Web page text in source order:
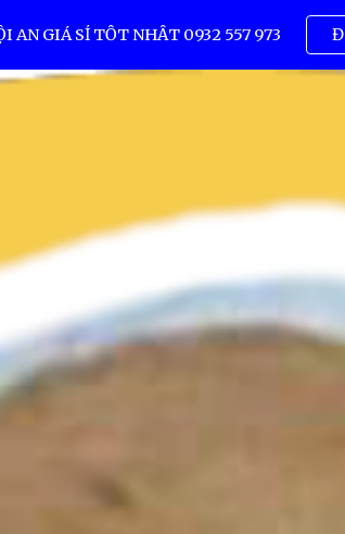
Skip to
AN GIÁ SỈ TỐT NHẤT 0932 557 973